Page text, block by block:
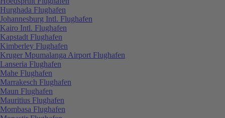
Hurghada Flughafen
Johannesburg Intl. Flughafen
Kairo Intl. Flughafen
Kapstadt Flughafen
Kimberley Flughafen
Kruger Mpumalanga Airport Flughafen
Lanseria Flughafen
Mahe Flughafen
Marrakesch Flughafen
Maun Flughafen
Mauritius Flughafen
Mombasa Flughafen